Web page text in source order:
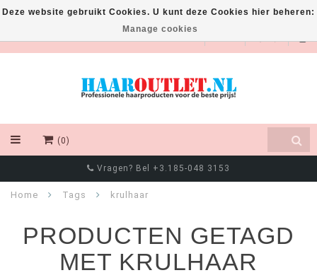
EUR
(0)
Vragen? Bel +3.185-048 3153
Home Tags krulhaar
PRODUCTEN GETAGD
MET KRULHAAR
Deze website gebruikt Cookies. U kunt deze Cookies hier beheren:
Manage cookies